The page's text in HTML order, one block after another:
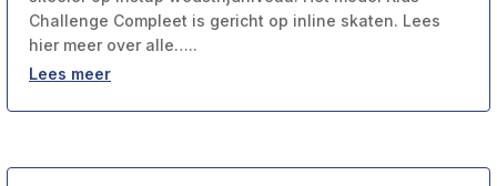
Challenge Compleet is gericht op inline skaten. Lees
hier meer over alle…..
Lees meer